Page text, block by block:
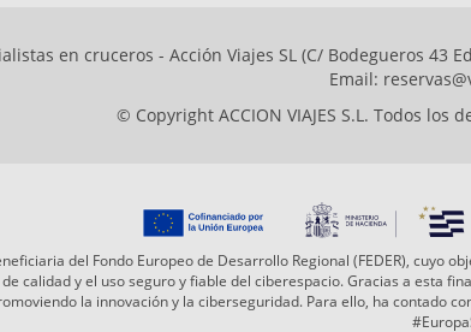
en cruceros - Acción Viajes SL (C/ Bodegueros 43
Email:
© Copyright ACCION VIAJES S.L. Todos los
del Fondo Europeo de Desarrollo Regional (FEDER),
calidad y el uso seguro y fiable del ciberespacio. Gracias a esta
la innovación y la ciberseguridad. Para ello, ha contado